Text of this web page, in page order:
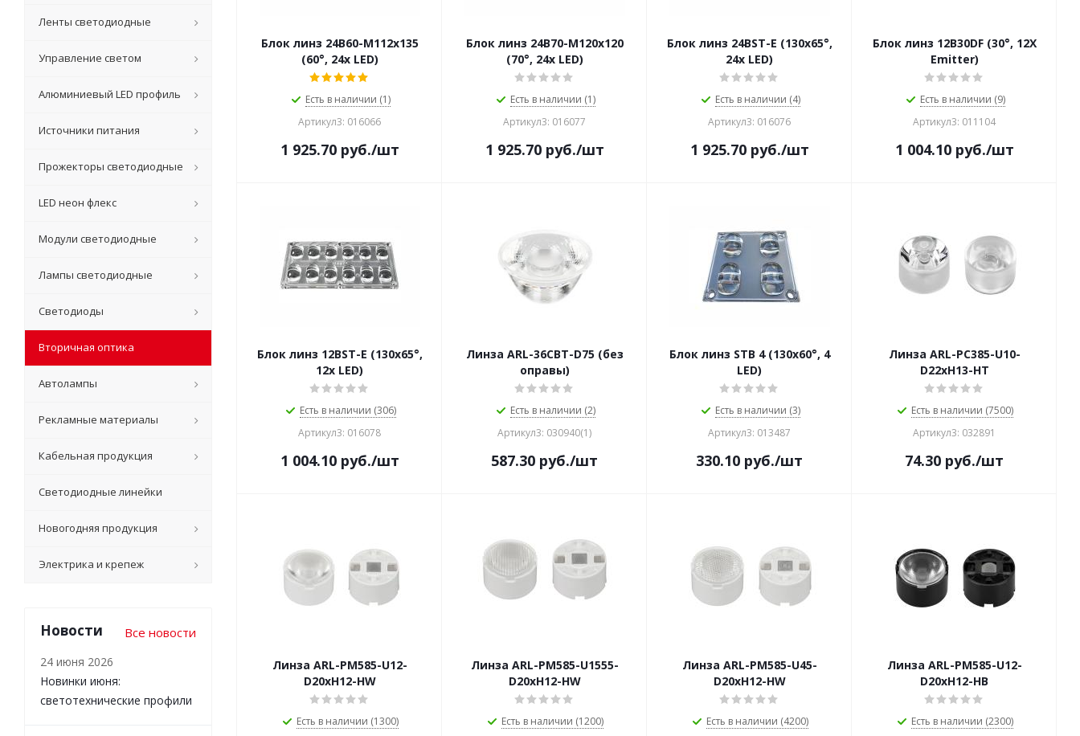
Блок линз 24B60-M112х135
(60°, 24x LED)
Есть в наличии (1)
Артикул3: 016066
1 925.70руб./шт
Блок линз 24B70-M120х120
(70°, 24x LED)
Есть в наличии (1)
Артикул3: 016077
1 925.70руб./шт
Блок линз 24BST-E (130x65°,
24x LED)
Есть в наличии (4)
Артикул3: 016076
1 925.70руб./шт
Блок линз 12B30DF (30°, 12X
Emitter)
Есть в наличии (9)
Артикул3: 011104
1 004.10руб./шт
Блок линз 12BST-E (130x65°,
12x LED)
Есть в наличии (306)
Артикул3: 016078
1 004.10руб./шт
Линза ARL-36CBT-D75 (без
оправы)
Есть в наличии (2)
Артикул3: 030940(1)
587.30 руб./шт
Блок линз STB 4 (130x60°, 4
LED)
Есть в наличии (3)
Артикул3: 013487
330.10 руб./шт
Линза ARL-PC385-U10-
D22xH13-HT
Есть в наличии (7500)
Артикул3: 032891
74.30 руб./шт
Линза ARL-PM585-U12-
D20xH12-HW
Есть в наличии (1300)
Линза ARL-PM585-U1555-
D20xH12-HW
Есть в наличии (1200)
Линза ARL-PM585-U45-
D20xH12-HW
Есть в наличии (4200)
Линза ARL-PM585-U12-
D20xH12-HB
Есть в наличии (2300)
Ленты светодиодные
Управление светом
Алюминиевый LED профиль
Источники питания
Прожекторы светодиодные
LED неон флекс
Модули светодиодные
Лампы светодиодные
Светодиоды
Вторичная оптика
Автолампы
Рекламные материалы
Кабельная продукция
Светодиодные линейки
Новогодняя продукция
Электрика и крепеж
Новости Все новости
24 июня 2026
Новинки июня:
светотехнические профили